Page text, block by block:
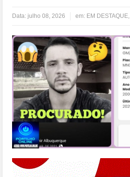
Data: julho 08, 2026 em: EM DESTAQUE,